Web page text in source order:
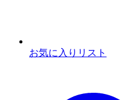
お気に入りリスト